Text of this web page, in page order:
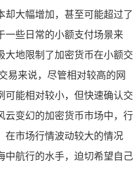
却大幅增加，甚至可能超过了
一些日常的小额支付场景来
大地限制了加密货币在小额交
易来说，尽管相对较高的网
可能相对较小，但快速确认交
云变幻的加密货币市场中，行
在市场行情波动较大的情况
中航行的水手，迫切希望自己